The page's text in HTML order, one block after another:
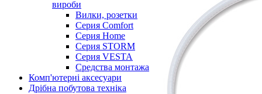
вироби
Вилки, розетки
Серия Comfort
Серия Home
Серия STORM
Серия VESTA
Средства монтажа
Комп'ютерні аксесуари
Дрібна побутова техніка